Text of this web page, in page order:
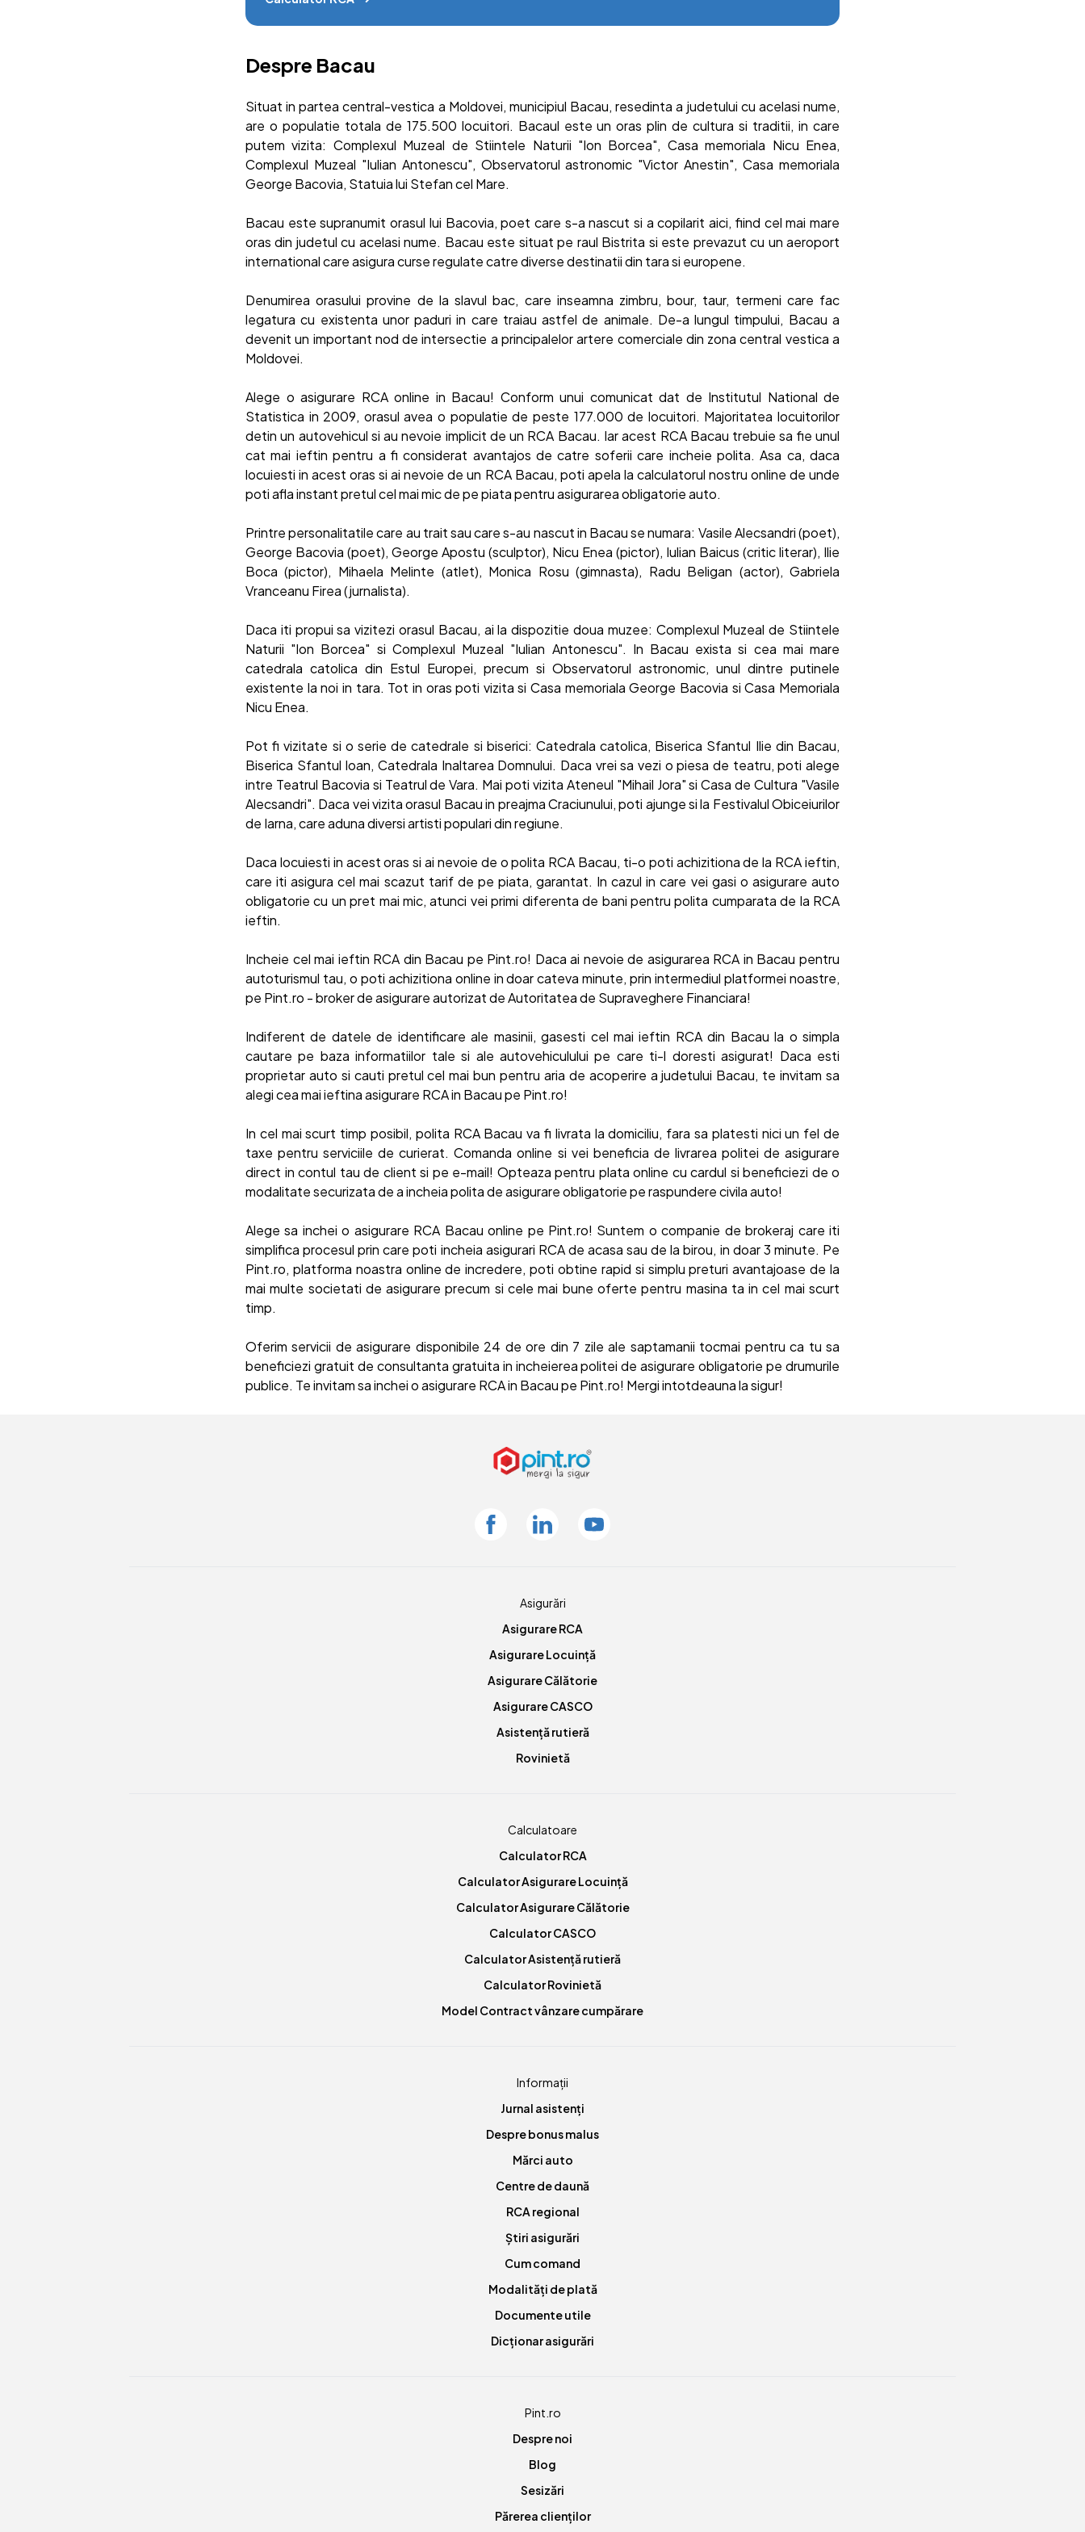
Despre Bacau
Situat in partea central-vestica a Moldovei, municipiul Bacau, resedinta a judetului cu acelasi nume,
are o populatie totala de 175.500 locuitori. Bacaul este un oras plin de cultura si traditii, in care
putem vizita: Complexul Muzeal de Stiintele Naturii "Ion Borcea", Casa memoriala Nicu Enea,
Complexul Muzeal "Iulian Antonescu", Observatorul astronomic "Victor Anestin", Casa memoriala
George Bacovia, Statuia lui Stefan cel Mare.
Bacau este supranumit orasul lui Bacovia, poet care s-a nascut si a copilarit aici, fiind cel mai mare
oras din judetul cu acelasi nume. Bacau este situat pe raul Bistrita si este prevazut cu un aeroport
international care asigura curse regulate catre diverse destinatii din tara si europene.
Denumirea orasului provine de la slavul bac, care inseamna zimbru, bour, taur, termeni care fac
legatura cu existenta unor paduri in care traiau astfel de animale. De-a lungul timpului, Bacau a
devenit un important nod de intersectie a principalelor artere comerciale din zona central vestica a
Moldovei.
Alege o asigurare RCA online in Bacau! Conform unui comunicat dat de Institutul National de
Statistica in 2009, orasul avea o populatie de peste 177.000 de locuitori. Majoritatea locuitorilor
detin un autovehicul si au nevoie implicit de un RCA Bacau. Iar acest RCA Bacau trebuie sa fie unul
cat mai ieftin pentru a fi considerat avantajos de catre soferii care incheie polita. Asa ca, daca
locuiesti in acest oras si ai nevoie de un RCA Bacau, poti apela la calculatorul nostru online de unde
poti afla instant pretul cel mai mic de pe piata pentru asigurarea obligatorie auto.
Printre personalitatile care au trait sau care s-au nascut in Bacau se numara: Vasile Alecsandri (poet),
George Bacovia (poet), George Apostu (sculptor), Nicu Enea (pictor), Iulian Baicus (critic literar), Ilie
Boca (pictor), Mihaela Melinte (atlet), Monica Rosu (gimnasta), Radu Beligan (actor), Gabriela
Vranceanu Firea (jurnalista).
Daca iti propui sa vizitezi orasul Bacau, ai la dispozitie doua muzee: Complexul Muzeal de Stiintele
Naturii "Ion Borcea" si Complexul Muzeal "Iulian Antonescu". In Bacau exista si cea mai mare
catedrala catolica din Estul Europei, precum si Observatorul astronomic, unul dintre putinele
existente la noi in tara. Tot in oras poti vizita si Casa memoriala George Bacovia si Casa Memoriala
Nicu Enea.
Pot fi vizitate si o serie de catedrale si biserici: Catedrala catolica, Biserica Sfantul Ilie din Bacau,
Biserica Sfantul Ioan, Catedrala Inaltarea Domnului. Daca vrei sa vezi o piesa de teatru, poti alege
intre Teatrul Bacovia si Teatrul de Vara. Mai poti vizita Ateneul "Mihail Jora" si Casa de Cultura "Vasile
Alecsandri". Daca vei vizita orasul Bacau in preajma Craciunului, poti ajunge si la Festivalul Obiceiurilor
de Iarna, care aduna diversi artisti populari din regiune.
Daca locuiesti in acest oras si ai nevoie de o polita RCA Bacau, ti-o poti achizitiona de la RCA ieftin,
care iti asigura cel mai scazut tarif de pe piata, garantat. In cazul in care vei gasi o asigurare auto
obligatorie cu un pret mai mic, atunci vei primi diferenta de bani pentru polita cumparata de la RCA
ieftin.
Incheie cel mai ieftin RCA din Bacau pe Pint.ro! Daca ai nevoie de asigurarea RCA in Bacau pentru
autoturismul tau, o poti achizitiona online in doar cateva minute, prin intermediul platformei noastre,
pe Pint.ro - broker de asigurare autorizat de Autoritatea de Supraveghere Financiara!
Indiferent de datele de identificare ale masinii, gasesti cel mai ieftin RCA din Bacau la o simpla
cautare pe baza informatiilor tale si ale autovehiculului pe care ti-l doresti asigurat! Daca esti
proprietar auto si cauti pretul cel mai bun pentru aria de acoperire a judetului Bacau, te invitam sa
alegi cea mai ieftina asigurare RCA in Bacau pe Pint.ro!
In cel mai scurt timp posibil, polita RCA Bacau va fi livrata la domiciliu, fara sa platesti nici un fel de
taxe pentru serviciile de curierat. Comanda online si vei beneficia de livrarea politei de asigurare
direct in contul tau de client si pe e-mail! Opteaza pentru plata online cu cardul si beneficiezi de o
modalitate securizata de a incheia polita de asigurare obligatorie pe raspundere civila auto!
Alege sa inchei o asigurare RCA Bacau online pe Pint.ro! Suntem o companie de brokeraj care iti
simplifica procesul prin care poti incheia asigurari RCA de acasa sau de la birou, in doar 3 minute. Pe
Pint.ro, platforma noastra online de incredere, poti obtine rapid si simplu preturi avantajoase de la
mai multe societati de asigurare precum si cele mai bune oferte pentru masina ta in cel mai scurt
timp.
Oferim servicii de asigurare disponibile 24 de ore din 7 zile ale saptamanii tocmai pentru ca tu sa
beneficiezi gratuit de consultanta gratuita in incheierea politei de asigurare obligatorie pe drumurile
publice. Te invitam sa inchei o asigurare RCA in Bacau pe Pint.ro! Mergi intotdeauna la sigur!
FacebookLinkedin Youtube
Asigurări
Asigurare RCA
Asigurare Locuință
Asigurare Călătorie
Asigurare CASCO
Asistență rutieră
Rovinietă
Calculatoare
Calculator RCA
Calculator Asigurare Locuință
Calculator Asigurare Călătorie
Calculator CASCO
Calculator Asistență rutieră
Calculator Rovinietă
Model Contract vânzare cumpărare
Informații
Jurnal asistenți
Despre bonus malus
Mărci auto
Centre de daună
RCA regional
Știri asigurări
Cum comand
Modalități de plată
Documente utile
Dicționar asigurări
Pint.ro
Despre noi
Blog
Sesizări
Părerea clienților